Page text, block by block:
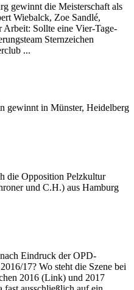
gewinnt die Meisterschaft als
Wiebalck, Zoe Sandlé,
Arbeit: Sollte eine Vier-Tage-
Sternzeichen
...
gewinnt in Münster, Heidelberg
die Opposition Pelzkultur
und C.H.) aus Hamburg
Eindruck der OPD-
17? Wo steht die Szene bei
2016 (Link) und 2017